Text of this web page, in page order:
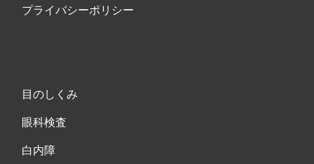
プライバシーポリシー
目のしくみ
眼科検査
白内障